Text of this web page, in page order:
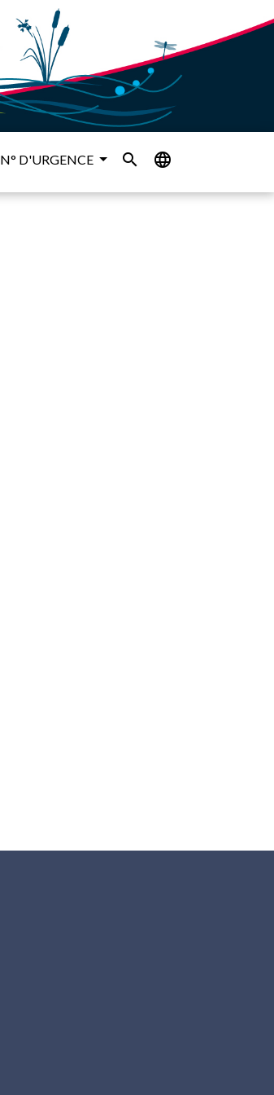
N° D'URGENCE search language